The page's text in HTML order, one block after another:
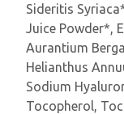
Sideritis
Juice Powder*,
Aurantium
Helianthus
Sodium
Tocopherol,